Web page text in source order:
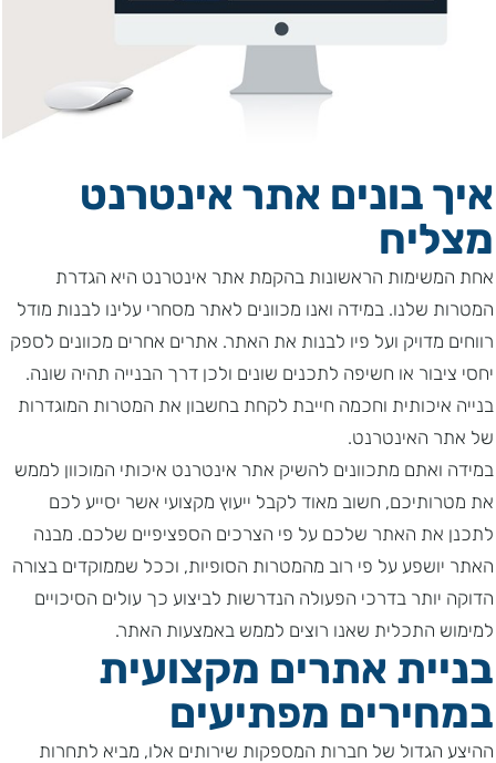
איך בונים אתר אינטרנט
מצליח
אחת המשימות הראשונות בהקמת אתר אינטרנט היא הגדרת
המטרות שלנו. במידה ואנו מכוונים לאתר מסחרי עלינו לבנות מודל
רווחים מדויק ועל פיו לבנות את האתר. אתרים אחרים מכוונים לספק
יחסי ציבור או חשיפה לתכנים שונים ולכן דרך הבנייה תהיה שונה.
בנייה איכותית וחכמה חייבת לקחת בחשבון את המטרות המוגדרות
של אתר האינטרנט.
במידה ואתם מתכוונים להשיק אתר אינטרנט איכותי המוכוון לממש
את מטרותיכם, חשוב מאוד לקבל ייעוץ מקצועי אשר יסייע לכם
לתכנן את האתר שלכם על פי הצרכים הספציפיים שלכם. מבנה
האתר יושפע על פי רוב מהמטרות הסופיות, וככל שממוקדים בצורה
הדוקה יותר בדרכי הפעולה הנדרשות לביצוע כך עולים הסיכויים
למימוש התכלית שאנו רוצים לממש באמצעות האתר.
בניית אתרים מקצועית
במחירים מפתיעים
ההיצע הגדול של חברות המספקות שירותים אלו, מביא לתחרות